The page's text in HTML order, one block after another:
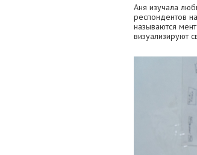
Аня изучала
респондентов
называются
визуализируют